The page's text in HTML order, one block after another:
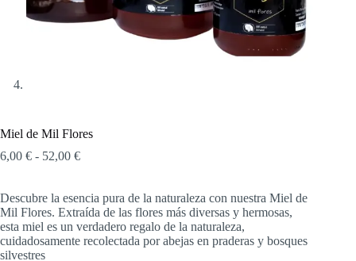
Miel de Mil Flores
6,00 € - 52,00 €Rango
desde
6,00 €
hasta
52,00 €
Descubre la esencia pura de la naturaleza con nuestra Miel de
Mil Flores. Extraída de las flores más diversas y hermosas,
esta miel es un verdadero regalo de la naturaleza,
cuidadosamente recolectada por abejas en praderas y bosques
silvestres